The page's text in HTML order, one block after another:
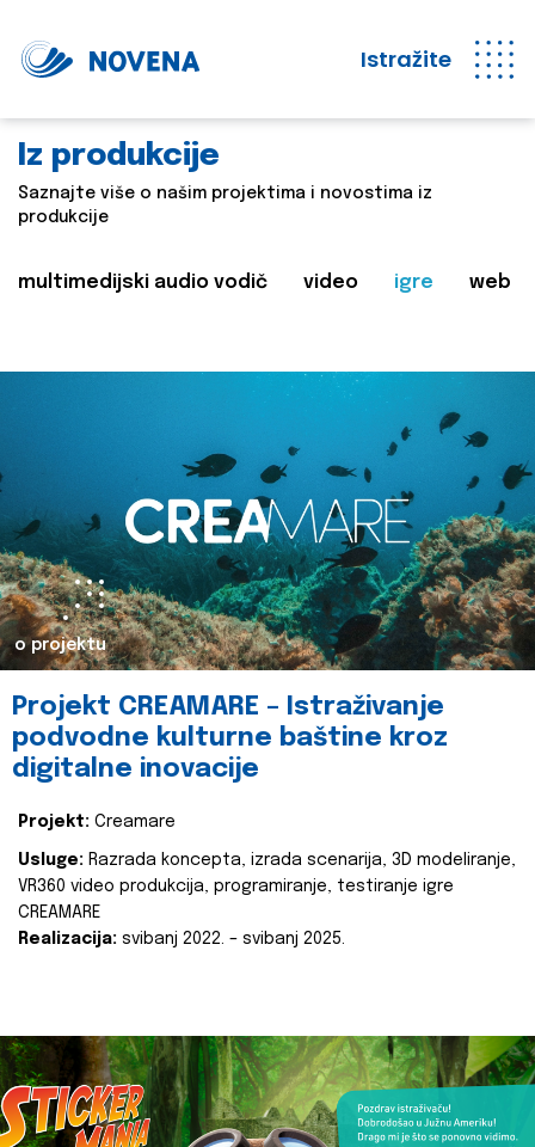
Istražite
Iz produkcije
Saznajte više o našim projektima i novostima iz
produkcije
multimedijski audio vodič video igre web
o projektu
Projekt CREAMARE – Istraživanje
podvodne kulturne baštine kroz
digitalne inovacije
Projekt: Creamare
Usluge: Razrada koncepta, izrada scenarija, 3D modeliranje,
VR360 video produkcija, programiranje, testiranje igre
CREAMARE
Realizacija: svibanj 2022. – svibanj 2025.